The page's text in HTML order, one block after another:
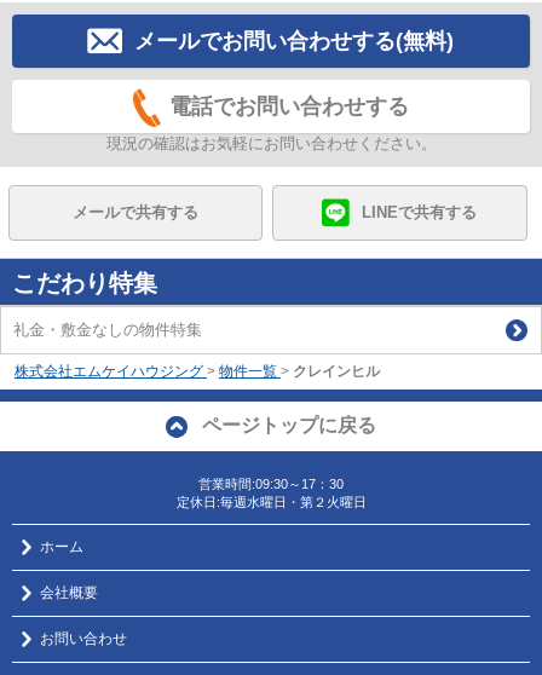
メールでお問い合わせする(無料)
電話でお問い合わせする
現況の確認はお気軽にお問い合わせください。
メールで共有する LINEで共有する
こだわり特集
礼金・敷金なしの物件特集
株式会社エムケイハウジング > 物件一覧 > クレインヒル
ページトップに戻る
営業時間:09:30～17：30
定休日:毎週水曜日・第２火曜日
ホーム
会社概要
お問い合わせ